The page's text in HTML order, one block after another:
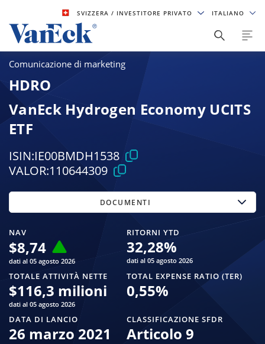
SVIZZERA/ INVESTITORE PRIVATO ITALIANO
Comunicazione di marketing
HDRO
VanEck Hydrogen Economy UCITS
ETF
ISIN:IE00BMDH1538
VALOR:110644309
NAV
$8,74
dati al 05 agosto 2026
RITORNI YTD
32,28%
dati al 05 agosto 2026
TOTALE ATTIVITÀ NETTE
$116,3 milioni
dati al 05 agosto 2026
TOTAL EXPENSE RATIO (TER)
0,55%
DATA DI LANCIO
26 marzo 2021
CLASSIFICAZIONE SFDR
Articolo 9
DOCUMENTI